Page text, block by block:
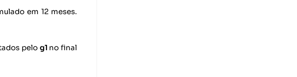
em 12 meses.
pelo g1 no final